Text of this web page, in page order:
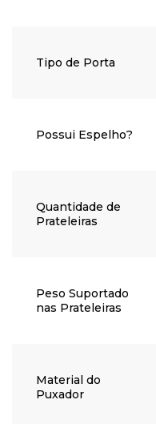
Tipo de Porta
Possui Espelho?
Quantidade de
Prateleiras
Peso Suportado
nas Prateleiras
Material do
Puxador